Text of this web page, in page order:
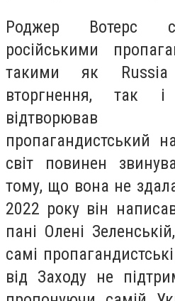
Роджер Вотерс
російськими
такими як
вторгнення, так
пропагандистський
світ повинен
тому, що вона не
2022 року він
пані Олені
самі
від Заходу не